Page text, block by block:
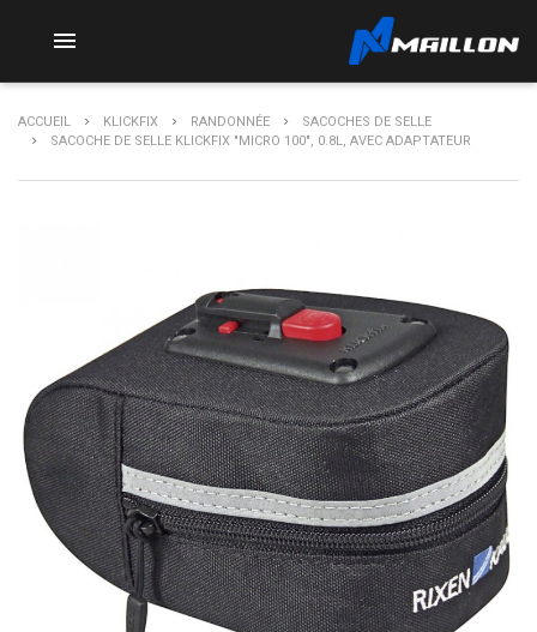

ACCUEIL KLICKFIX RANDONNÉE
SACOCHES DE SELLE
SACOCHE DE SELLE KLICKFIX "MICRO 100", 0.8L, AVEC ADAPTATEUR